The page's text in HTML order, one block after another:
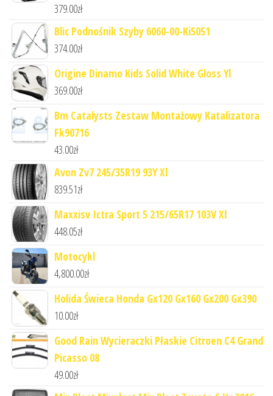
379.00zł
Blic Podnośnik Szyby 6060-00-Ki5051
374.00zł
Origine Dinamo Kids Solid White Gloss Yl
369.00zł
Bm Catalysts Zestaw Montażowy Katalizatora
Fk90716
43.00zł
Avon Zv7 245/35R19 93Y Xl
839.51zł
Maxxisv Ictra Sport 5 215/65R17 103V Xl
448.05zł
Motocykl
4,800.00zł
Holida Świeca Honda Gx120 Gx160 Gx200 Gx390
10.00zł
Good Rain Wycieraczki Płaskie Citroen C4 Grand
Picasso 08
49.00zł